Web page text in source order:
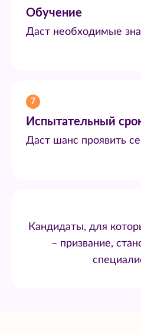
Обучение
Даст необходимые
7
Испытательный
Даст шанс проявить
Кандидаты, для
– призвание,